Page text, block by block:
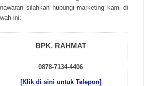
sіlаhkаn hubungі mаrkеtіng kаmі dі
іnі:
BPK. RAHMAT
0878-7134-4406
[Klik di sini untuk Telepon]